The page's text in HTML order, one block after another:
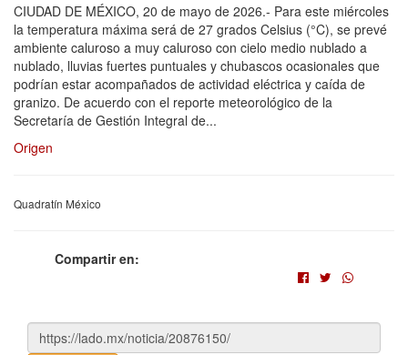
CIUDAD DE MÉXICO, 20 de mayo de 2026.- Para este miércoles
la temperatura máxima será de 27 grados Celsius (°C), se prevé
ambiente caluroso a muy caluroso con cielo medio nublado a
nublado, lluvias fuertes puntuales y chubascos ocasionales que
podrían estar acompañados de actividad eléctrica y caída de
granizo. De acuerdo con el reporte meteorológico de la
Secretaría de Gestión Integral de...
Origen
Quadratín México
Compartir en: